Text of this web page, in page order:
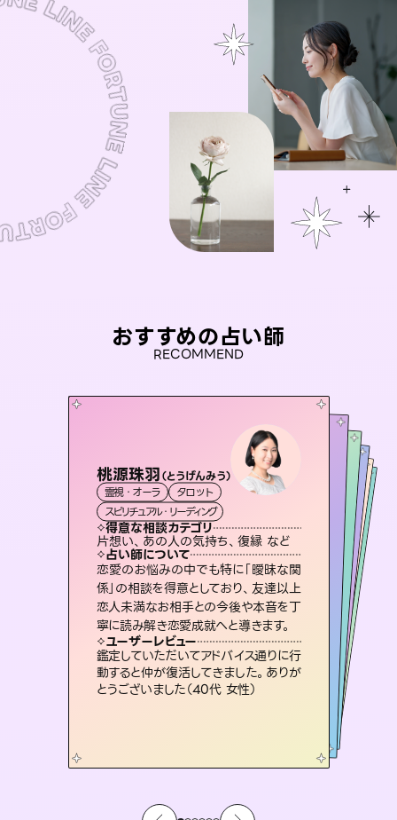
おすすめの占い師
RECOMMEND
桃源珠羽（とうげんみう）
霊視・オーラ
タロット
スピリチュアル・リーディング
得意な相談カテゴリ
片想い、あの人の気持ち、復縁 など
占い師について
恋愛のお悩みの中でも特に「曖昧な関
係」の相談を得意としており、友達以上
恋人未満なお相手との今後や本音を丁
寧に読み解き恋愛成就へと導きます。
ユーザーレビュー
鑑定していただいてアドバイス通りに行
動すると仲が復活してきました。ありが
とうございました（40代 女性）
アイリス -iris-
西洋占星術 タロット
ルーン
得意な相談カテゴリ
恋愛総合、片想い、二人の未来 など
占い師について
復縁、恋愛、不倫の行方、同性愛や片
思い、仕事関係や借金問題まで知りた
いことや心の負担になっていることを
紐解き、背中をそっと押して導きます。
ユーザーレビュー
安心感のあり、言い切ってくれる所や濁
さない鑑定のおかげで、毎回自分の気
持ちを整えられます（30代 男性）
セラピスト理恵
霊視・オーラ
スピリチュアル・リーディング
得意な相談カテゴリ
片想い、二人の未来、年の差 など
占い師について
連絡再開、復縁、成就などの報告実績
多数。セラピストとして2万超の施術経
験があるからこそできる鑑定で、より良
い未来をサポートします。
ユーザーレビュー
とても心温まる鑑定でした。しかもこち
らは何も言っていないのに視えていらっ
しゃるんだなと驚きです（30代女性）
未来視師＊花
霊視・オーラ
スピリチュアル・リーディング
得意な相談カテゴリ
出逢い、片想い、復縁 など
占い師について
未来には何パターンもの選択肢があります。不安で視えにくくなっているあなたの素敵な未来を見つけ、その未来を選択できるようアドバイスします。
ユーザーレビュー
職場の人の性質や人間関係、本心など
本当によく視えていてびっくり。対策が
打てて前向きになれます（40代）
おう 霊感オラクル
霊視・オーラ
オラクルカード
得意な相談カテゴリ
恋愛総合、あの人の気持ち など
占い師について
霊視×オラクルカードを使って「今」と
「未来」そして「気になるあの人の気持
ち」まで丁寧に読み解き、恋や人生のヒ
ントを優しく引き出します。
ユーザーレビュー
不安な気持ちが嘘みたいに晴れまし
た…！よく視えていらっしゃるんだなと
感じました（40代 女性）
彗望（すいぼう
霊視・オーラ
スピリチュアル・リーディング
得意な相談カテゴリ
片想い、あの人の気持ち、復縁 など
占い師について
3,700年以上の歴史を持つ東洋最古の
占術「易占」で詳細まで占い、幸せへ向
かう道筋を示します。厳しい結果にも具
体的な対策をお伝えします。
ユーザーレビュー
複雑な背景もしっかり聞いて鑑定して
いただけました。気持ちが楽になりまし
た（50代 女性）